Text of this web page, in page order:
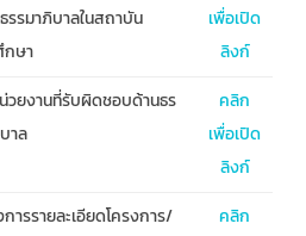
รรมาภิบาลในสถาบัน
ษา
เพื่อเปิด
ลิงก์
วยงานที่รับผิดชอบด้านธร
าล
คลิก
เพื่อเปิด
ลิงก์
ารรายละเอียดโครงการ/
คลิก